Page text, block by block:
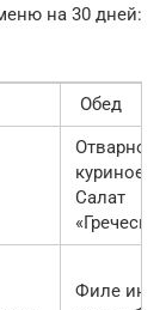
на 30 дней:
Обед
Отварное
куриное
Салат
Филе